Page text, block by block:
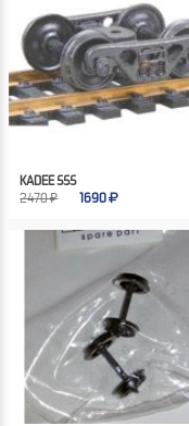
KADEE 555
2470 ₽
1690